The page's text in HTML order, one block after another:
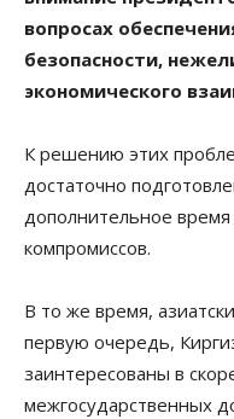
вопросах
безопасности,
экономического
К решению этих
достаточно
дополнительное
компромиссов.
В то же время,
первую очередь,
заинтересованы в
межгосударственных